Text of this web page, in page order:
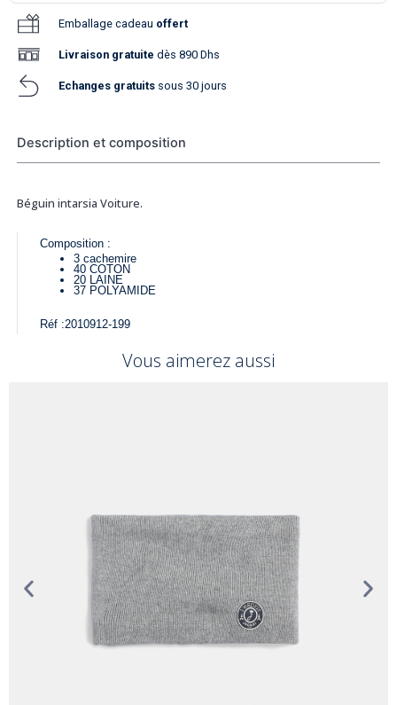
Emballage cadeau offert
Livraison gratuite dès 890 Dhs
Echanges gratuits sous 30 jours
Description et composition
Béguin intarsia Voiture.
Composition :
3 cachemire
40 COTON
20
LAINE
37 POLYAMIDE
Réf :2010912-199
Vous aimerez aussi